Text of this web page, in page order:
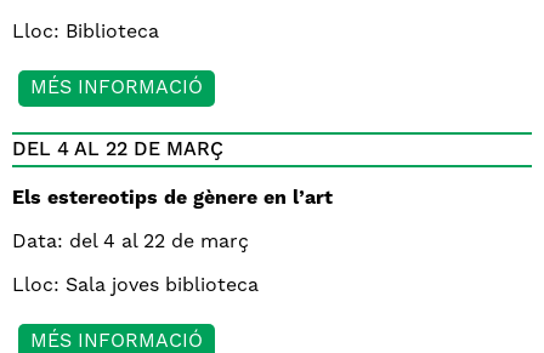
Lloc: Biblioteca
MÉS INFORMACIÓ
DEL 4 AL 22 DE MARÇ
Els estereotips de gènere en l’art
Data: del 4 al 22 de març
Lloc: Sala joves biblioteca
MÉS INFORMACIÓ